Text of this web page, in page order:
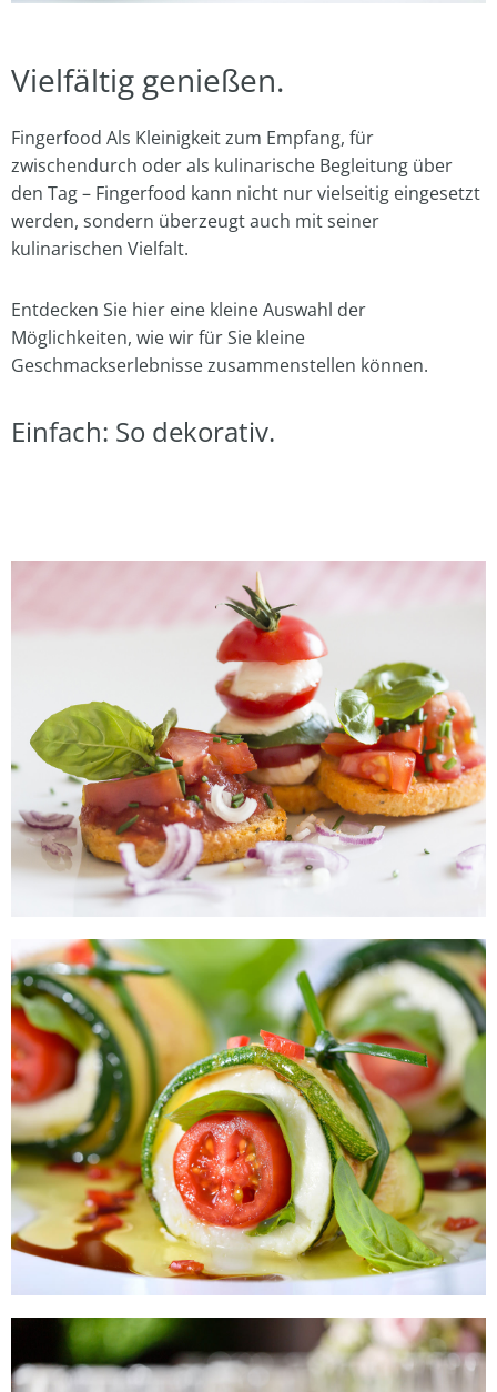
Vielfältig genießen.
Fingerfood Als Kleinigkeit zum Empfang, für
zwischendurch oder als kulinarische Begleitung über
den Tag – Fingerfood kann nicht nur vielseitig eingesetzt
werden, sondern überzeugt auch mit seiner
kulinarischen Vielfalt.
Entdecken Sie hier eine kleine Auswahl der
Möglichkeiten, wie wir für Sie kleine
Geschmackserlebnisse zusammenstellen können.
Einfach: So dekorativ.